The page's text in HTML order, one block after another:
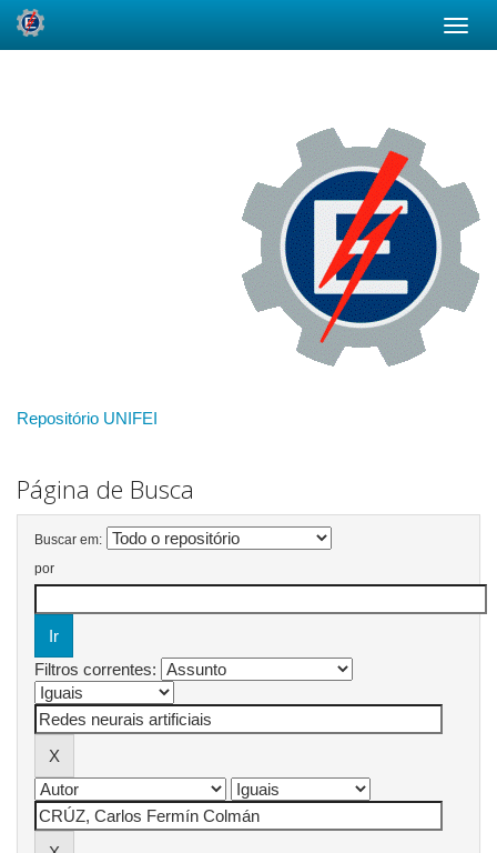
Repositório UNIFEI
Página de Busca
Buscar em:
por
Filtros correntes: